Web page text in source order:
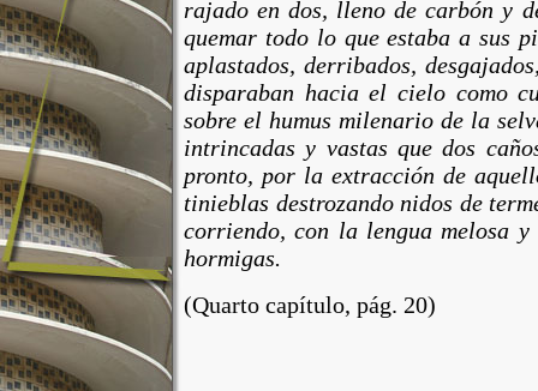
rajado en dos, lleno de carbón y
quemar todolo queestaba a sus
aplastados, derribados,
disparaban hacia el cielo como
sobre el humus milenario de la
intrincadas y vastasque dos
pronto, por la extracción de
tinieblas destrozando nidos de
corriendo, con la lengua melosa y
hormigas.
(Quarto capítulo, pág. 20)